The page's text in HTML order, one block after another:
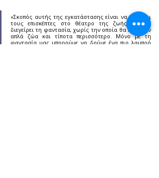
«Σκοπός αυτής της εγκατάστασης είναι να εμπλέξει
τους επισκέπτες στο θέατρο της ζωής και να
διεγείρει τη φαντασία, χωρίς την οποία θα ήμασταν
απλά ζώα και τίποτα περισσότερο. Μόνο με τη
φαντασία μας μπορούμε να δούμε ένα πιο λαμπρό